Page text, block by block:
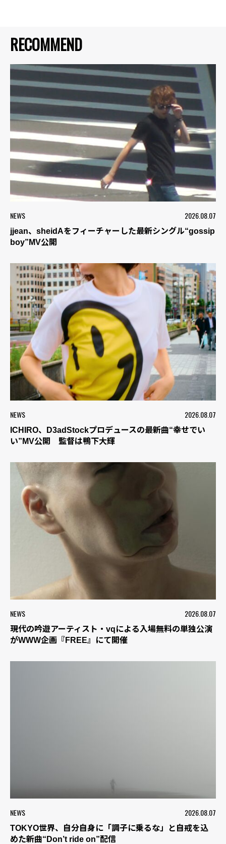
RECOMMEND
NEWS 2026.08.07
jjean、sheidAをフィーチャーした最新シングル“gossip
boy”MV公開
NEWS 2026.08.07
ICHIRO、D3adStockプロデュースの最新曲“幸せでい
い”MV公開 監督は鴨下大輝
NEWS 2026.08.07
現代の吟遊アーティスト・vqによる入場無料の単独公演
がWWW企画『FREE』にて開催
NEWS 2026.08.07
TOKYO世界、自分自身に「調子に乗るな」と自戒を込
めた新曲“Don’t ride on”配信